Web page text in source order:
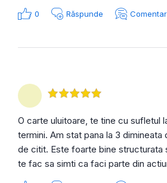
0 Răspunde
O carte uluitoare, te tine cu sufletul
termini. Am stat pana la 3 dimineata
de citit. Este foarte bine structurata
te fac sa simti ca faci parte din